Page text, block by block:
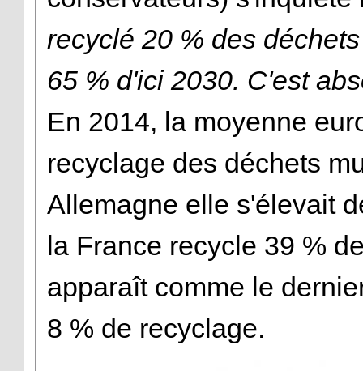
recyclé 20 % des
65 % d'ici 2030. C'est
En 2014, la moyenne
recyclage des déchets
Allemagne elle s'élevait
la France recycle 39 %
apparaît comme le
8 % de recyclage.